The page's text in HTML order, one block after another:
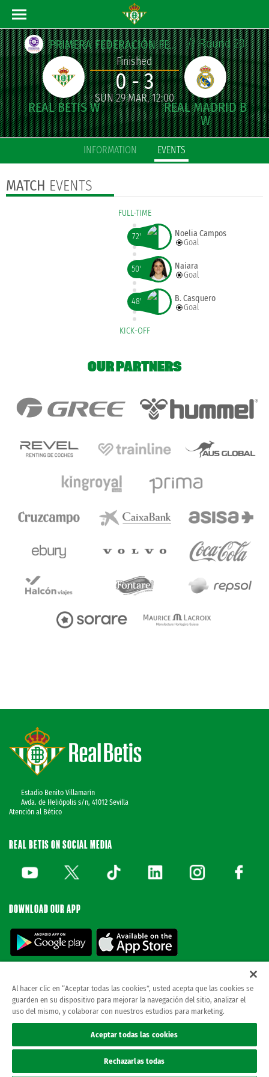
PRIMERA FEDERACIÓN FEMENINA // Round 23
Finished
0 - 3
SUN 29 MAR, 12:00
INFORMATION EVENTS
MATCH EVENTS
FULL-TIME
72'
Noelia Campos
Goal
50'
Naiara
Goal
48'
B. Casquero
Goal
KICK-OFF
OUR PARTNERS
Estadio Benito Villamarín
Avda. de Heliópolis s/n, 41012 Sevilla
Atención al Bético
REAL BETIS ON SOCIAL MEDIA
DOWNLOAD OUR APP
© REAL BETIS BALOMPIE.This website is the only official Real Betis Balompié. All
rights reserved..
Al hacer clic en “Aceptar todas las cookies”, usted acepta que las cookies se
guarden en su dispositivo para mejorar la navegación del sitio, analizar el
uso del mismo, y colaborar con nuestros estudios para marketing.
Aceptar todas las cookies
Rechazarlas todas